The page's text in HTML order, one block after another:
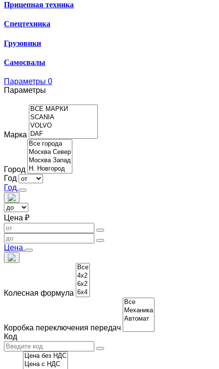
Прицепная техника
Спецтехника
Грузовики
Самосвалы
Параметры 0
Параметры
Марка
Город
Год
Год
Цена ₽
Цена
Колесная формула
Коробка переключения передач
Код